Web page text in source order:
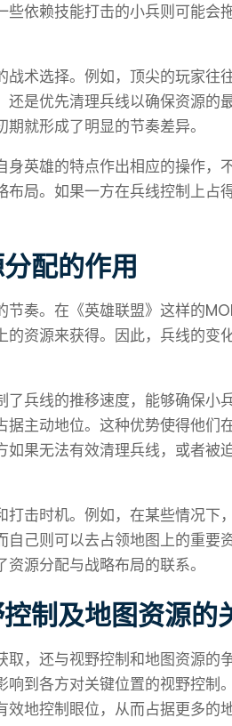
依赖技能打击的小兵则可能会
术选择。例如，顶尖的玩家往
是优先清理兵线以确保资源的
就形成了明显的节奏差异。
英雄的特点作出相应的操作，
局。如果一方在兵线控制上占
配的作用
奏。在《英雄联盟》这样的
资源来获得。因此，兵线的变
兵线的推移速度，能够确保小
主动地位。这种优势使得他们
果无法有效清理兵线，或者被
击时机。例如，在某些情况下
己则可以去占领地图上的重要
源分配与战略布局的联系。
制及地图资源的
，还与视野控制和地图资源的
到各方对关键位置的视野控制
地控制眼位，从而占据更多的地